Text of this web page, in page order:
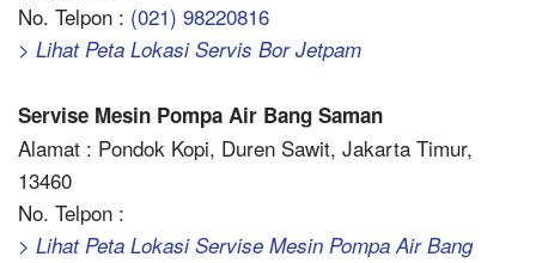
No. Telpon : (021) 98220816
> Lihat Peta Lokasi Servis Bor Jetpam
Servise Mesin Pompa Air Bang Saman
Alamat : Pondok Kopi, Duren Sawit, Jakarta Timur,
13460
No. Telpon :
> Lihat Peta Lokasi Servise Mesin Pompa Air Bang